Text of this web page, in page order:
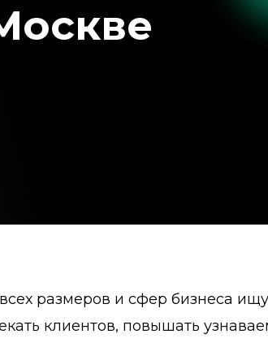
размеров и сфер бизнеса
клиентов, повышать